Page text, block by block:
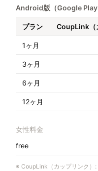
Android版（Google Play
プラン CoupLink（
1ヶ月
3ヶ月
6ヶ月
12ヶ月
女性料金
free
※ CoupLink（カップリンク） :